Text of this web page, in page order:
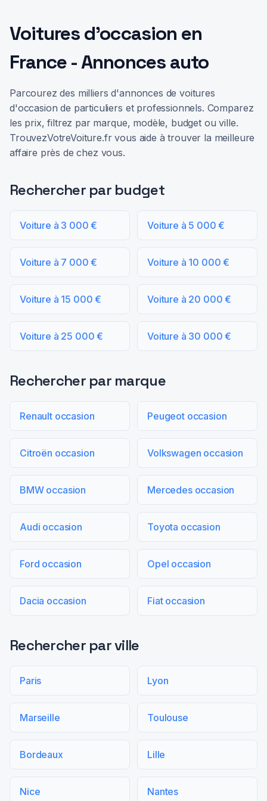
Voitures d'occasion en
France - Annonces auto
Parcourez des milliers d'annonces de voitures
d'occasion de particuliers et professionnels. Comparez
les prix, filtrez par marque, modèle, budget ou ville.
TrouvezVotreVoiture.fr vous aide à trouver la meilleure
affaire près de chez vous.
Rechercher par budget
Voiture à 3 000 € Voiture à 5 000 €
Voiture à 7 000 € Voiture à 10 000 €
Voiture à 15 000 € Voiture à 20 000 €
Voiture à 25 000 € Voiture à 30 000 €
Rechercher par marque
Renault occasion Peugeot occasion
Citroën occasion Volkswagen occasion
BMW occasion Mercedes occasion
Audi occasion Toyota occasion
Ford occasion Opel occasion
Dacia occasion Fiat occasion
Rechercher par ville
Paris Lyon
Marseille Toulouse
Bordeaux Lille
Nice Nantes